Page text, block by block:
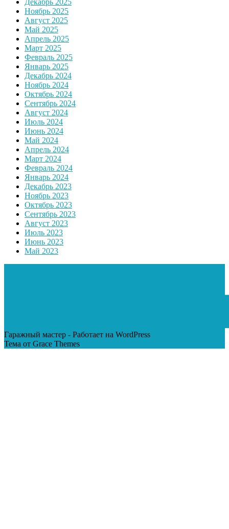
Декабрь 2025
Ноябрь 2025
Август 2025
Май 2025
Апрель 2025
Март 2025
Февраль 2025
Январь 2025
Декабрь 2024
Ноябрь 2024
Октябрь 2024
Сентябрь 2024
Август 2024
Июль 2024
Июнь 2024
Май 2024
Апрель 2024
Март 2024
Февраль 2024
Январь 2024
Декабрь 2023
Ноябрь 2023
Октябрь 2023
Сентябрь 2023
Август 2023
Июль 2023
Июнь 2023
Май 2023
Гаражный мастер - Работает на WordPress
Тема от Grace Themes